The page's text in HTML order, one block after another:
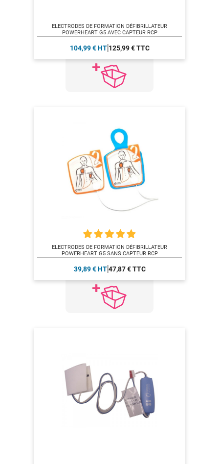
ELECTRODES DE FORMATION DÉFIBRILLATEUR
POWERHEART G5 AVEC CAPTEUR RCP
104,99 € HT 125,99 € TTC
ELECTRODES DE FORMATION DÉFIBRILLATEUR
POWERHEART G5 SANS CAPTEUR RCP
39,89 € HT 47,87 € TTC